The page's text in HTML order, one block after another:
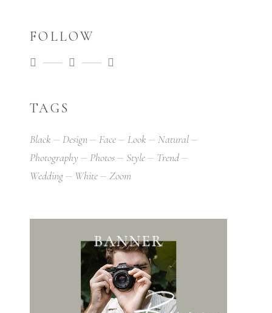
FOLLOW
TAGS
Black Design Face Look
Natural
Photography
Photos Style
Trend
Wedding
White Zoom